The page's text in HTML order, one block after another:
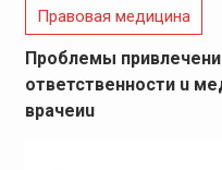
Правовая медицина
Проблемы
ответственности u
врачеиu